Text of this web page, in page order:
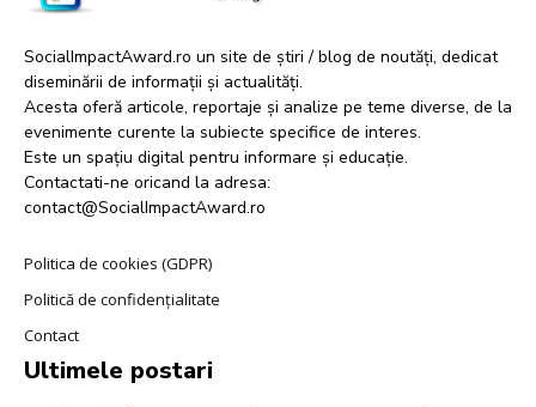
SocialImpactAward.ro un site de știri / blog de noutăți, dedicat
diseminării de informații și actualități.
Acesta oferă articole, reportaje și analize pe teme diverse, de la
evenimente curente la subiecte specifice de interes.
Este un spațiu digital pentru informare și educație.
Contactati-ne oricand la adresa:
contact@SocialImpactAward.ro
Politica de cookies (GDPR)
Politică de confidențialitate
Contact
Ultimele postari